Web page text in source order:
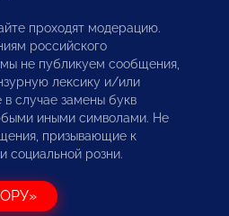
проходят модерацию.
российского
мы не публикуем сообщения,
лексику и/или
случае замены букв
иными символами. Не
призывающие к
социальной розни.